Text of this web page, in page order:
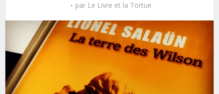
par Le Livre et la Tortue